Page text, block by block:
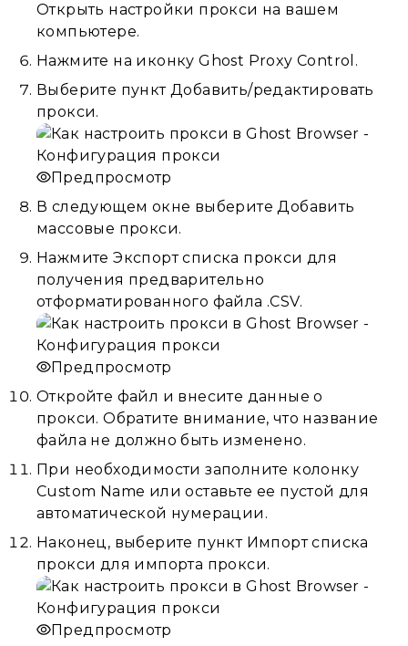
Открыть настройки прокси на вашем
компьютере.
Нажмите на иконку Ghost Proxy Control.
Выберите пункт Добавить/редактировать
прокси.
Предпросмотр
В следующем окне выберите Добавить
массовые прокси.
Нажмите Экспорт списка прокси для
получения предварительно
отформатированного файла .CSV.
Предпросмотр
Откройте файл и внесите данные о
прокси. Обратите внимание, что название
файла не должно быть изменено.
При необходимости заполните колонку
Custom Name или оставьте ее пустой для
автоматической нумерации.
Наконец, выберите пункт Импорт списка
прокси для импорта прокси.
Предпросмотр